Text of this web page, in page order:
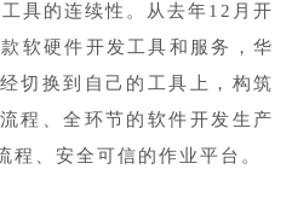
具的连续性。从去年12月开
软硬件开发工具和服务，华
切换到自己的工具上，构筑
程、全环节的软件开发生产
程、安全可信的作业平台。